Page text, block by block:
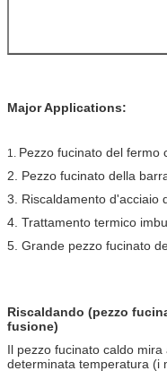
Major Applications:
1. Pezzo fucinato del fermo
2. Pezzo fucinato della
3. Riscaldamento d'acciaio
4. Trattamento termico
5. Grande pezzo fucinato
Riscaldando (pezzo
fusione)
Il pezzo fucinato caldo
determinata temperatura (i